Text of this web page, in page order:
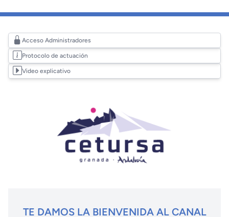
Acceso Administradores
Protocolo de actuación
Video explicativo
TE DAMOS LA BIENVENIDA AL CANAL